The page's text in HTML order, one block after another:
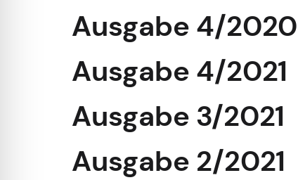
Ausgabe 4/2020
Ausgabe 4/2021
Ausgabe 3/2021
Ausgabe 2/2021